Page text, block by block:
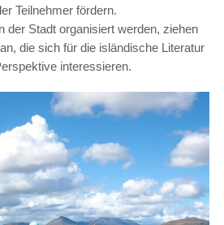
Teilnehmer fördern.
der Stadt organisiert werden, ziehen
die sich für die isländische Literatur
interessieren.